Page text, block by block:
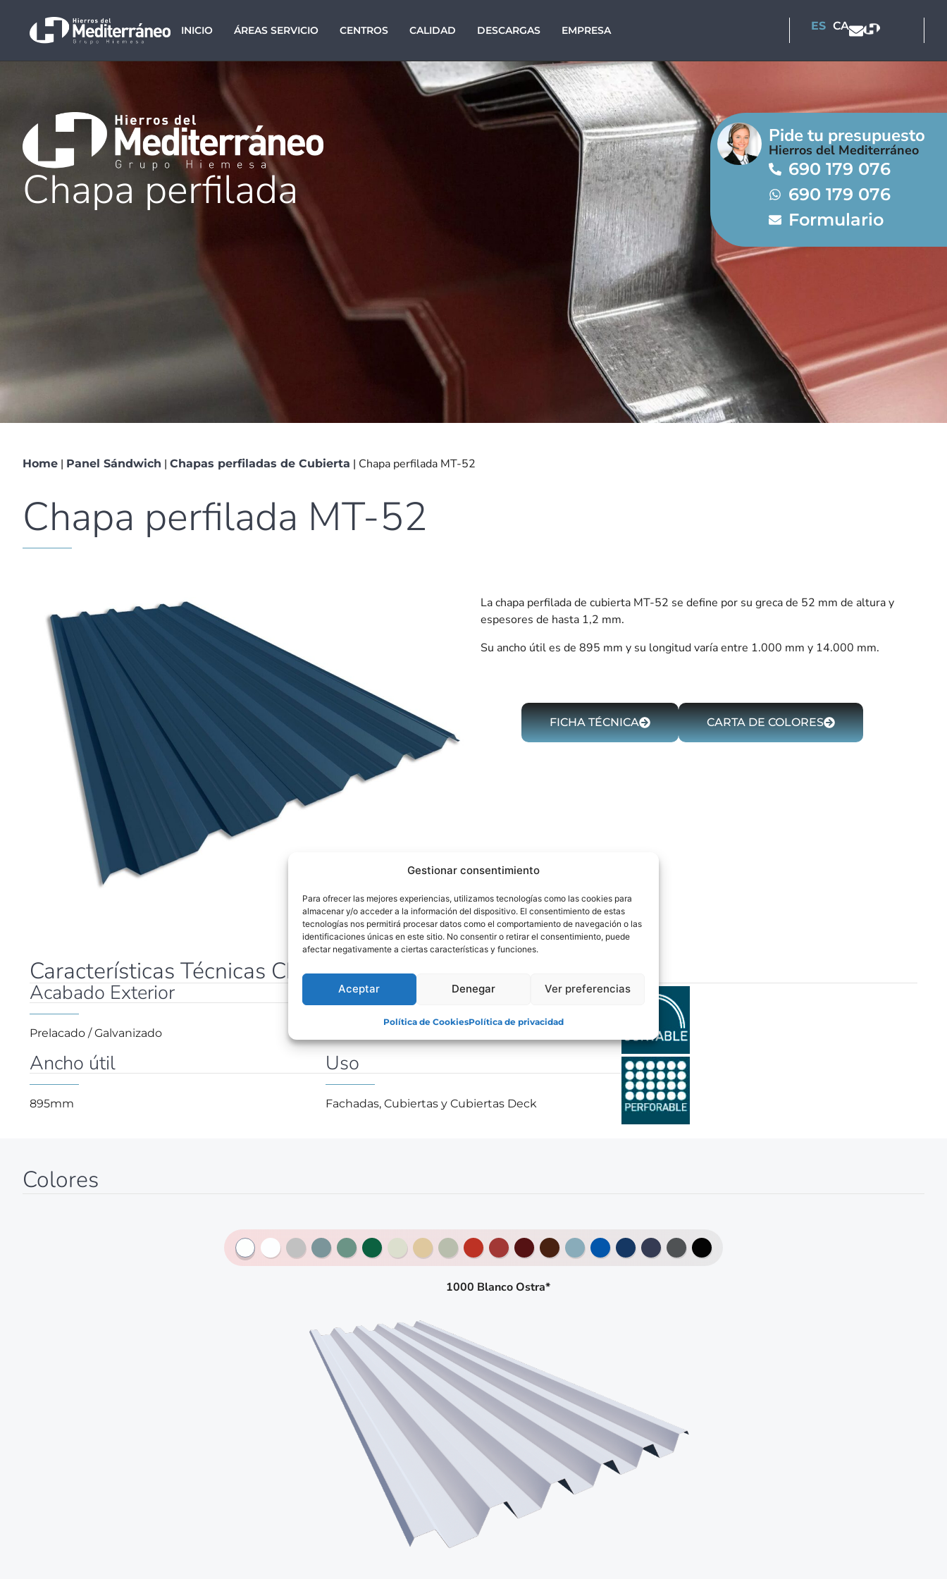
Gestionar consentimiento
Para ofrecer las mejores experiencias, utilizamos tecnologías como las cookies para
almacenar y/o acceder a la información del dispositivo. El consentimiento de estas
tecnologías nos permitirá procesar datos como el comportamiento de navegación o las
identificaciones únicas en este sitio. No consentir o retirar el consentimiento, puede
afectar negativamente a ciertas características y funciones.
Aceptar Denegar Ver preferencias
Política de CookiesPolítica de privacidad
INICIO ÁREAS SERVICIO CENTROS CALIDAD DESCARGAS EMPRESA ES CA
Chapa perfilada
Pide tu presupuesto
Hierros del Mediterráneo
690 179 076
690 179 076
Formulario
Home | Panel Sándwich | Chapas perfiladas de Cubierta | Chapa perfilada MT-52
Chapa perfilada MT-52
La chapa perfilada de cubierta MT-52 se define por su greca de 52 mm de altura y
espesores de hasta 1,2 mm.
Su ancho útil es de 895 mm y su longitud varía entre 1.000 mm y 14.000 mm.
FICHA TÉCNICA CARTA DE COLORES
Características Técnicas Chapa perfilada MT-52
Acabado Exterior
Prelacado / Galvanizado
Espesores (mm)
Ancho útil
895mm
Uso
Fachadas, Cubiertas y Cubiertas Deck
Colores
1000 Blanco Ostra*